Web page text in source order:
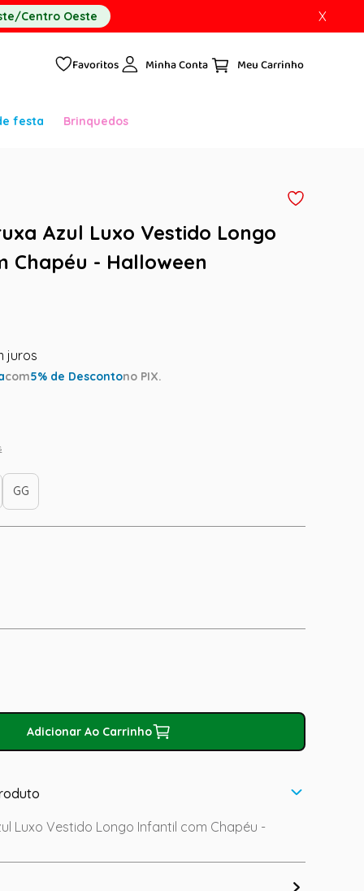
Centro Oeste X
Favoritos Minha Conta
festa Brinquedos
Azul Luxo Vestido Longo
Chapéu - Halloween
com5% de Descontono PIX.
GG
Adicionar Ao Carrinho
Luxo Vestido Longo Infantil com Chapéu -